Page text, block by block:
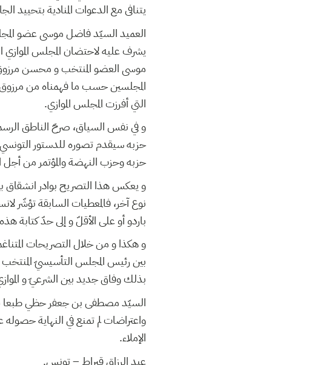
يتنافى مع الدعوات المنادية بتحييد
العميد السيّد فاضل موسى عضو
يشرف عليه لاحتضان المجلس
موسى العضو المنتخب و محسن مرزوق
المجلسين حسب ما فهمناه من مرزوق
التي أفرزت المجلس الموازي.
و في نفس السياق، صرحّ الناطق
حزبه سيقدم تصوره للدستور
حزبه وحزب النهضة والمؤتمر من أجل
و يعكس هذا التصريح بوادر انشقاق
نوع آخر، فالمعطيات السابقة تؤشّر
باردو أو على الأقلّ و إلى حدّ
و هكذا و من خلال التصريحات
بين رئيس المجلس التأسيسيّ
بذلك وفاق جديد بين الشرعيّ و
السيّد مصطفى بن جعفر حظي طبعا
واعتراضات لم تمنع في النهاية
الإملاء.
عبد الرزاق قيراط – تونس.